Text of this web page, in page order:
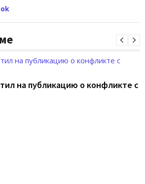
на публикацию о конфликте с